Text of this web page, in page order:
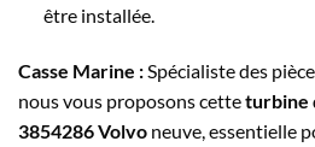
être installée.
Casse Marine : Spécialiste des
nous vous proposons cetteturbine
3854286 Volvo neuve, essentielle